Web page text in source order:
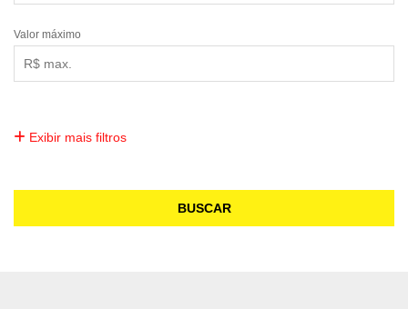
Valor máximo
Exibir mais filtros
BUSCAR